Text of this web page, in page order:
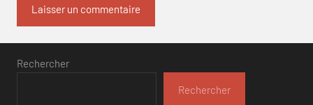
Rechercher
Rechercher